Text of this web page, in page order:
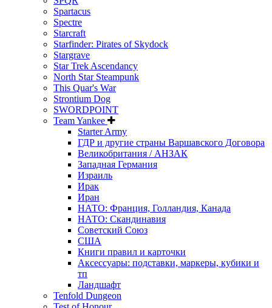
Spartacus
Spectre
Starcraft
Starfinder: Pirates of Skydock
Stargrave
Star Trek Ascendancy
North Star Steampunk
This Quar's War
Strontium Dog
SWORDPOINT
Team Yankee
Starter Army
ГДР и другие страны Варшавского Договора
Великобритания / АНЗАК
Западная Германия
Израиль
Ирак
Иран
НАТО: Франция, Голландия, Канада
НАТО: Скандинавия
Советский Союз
США
Книги правил и карточки
Аксессуары: подставки, маркеры, кубики и
тп
Ландшафт
Tenfold Dungeon